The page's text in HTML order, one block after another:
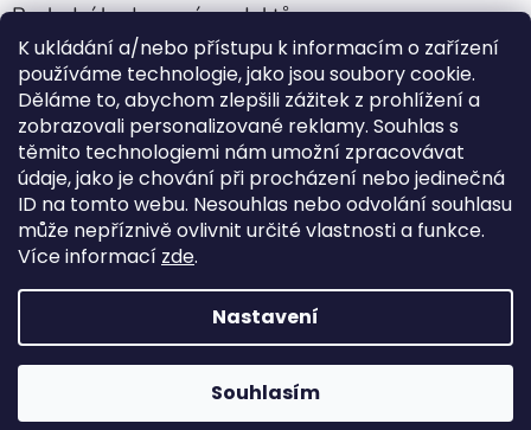
K ukládání a/nebo přístupu k informacím o zařízení
používáme technologie, jako jsou soubory cookie.
Děláme to, abychom zlepšili zážitek z prohlížení a
zobrazovali personalizované reklamy. Souhlas s
těmito technologiemi nám umožní zpracovávat
údaje, jako je chování při procházení nebo jedinečná
ID na tomto webu. Nesouhlas nebo odvolání souhlasu
může nepříznivě ovlivnit určité vlastnosti a funkce.
Více informací zde.
Nastavení
Souhlasím
Poslední hodnocení produktů
Jehla do nádrže k nezávislému topení
Hodnocení produktu je 5 z 5 hvězdiček.
| Martin Nevrlý
ano
Kempingové skládací křeslo Front Runner Expander Chair
Hodnocení produktu je 5 z 5 hvězdiček.
|
Vytvořil Shoptet
Outdoor-van. Všechna práva vyhrazena.